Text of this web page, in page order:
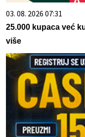
03. 08. 2026 07:31
25.000 kupaca već
više